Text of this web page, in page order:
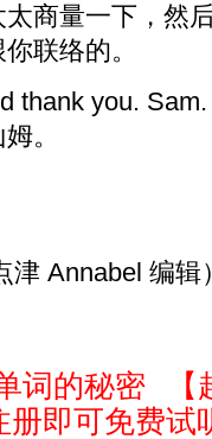
商量一下，然
联络的。
thank you. Sam.
。
津 Annabel 编辑
词的秘密
册即可免费试